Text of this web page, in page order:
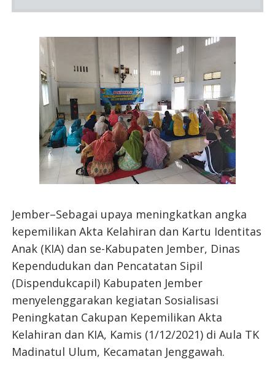
Jember–Sebagai upaya meningkatkan angka
kepemilikan Akta Kelahiran dan Kartu Identitas
Anak (KIA) dan se-Kabupaten Jember, Dinas
Kependudukan dan Pencatatan Sipil
(Dispendukcapil) Kabupaten Jember
menyelenggarakan kegiatan Sosialisasi
Peningkatan Cakupan Kepemilikan Akta
Kelahiran dan KIA, Kamis (1/12/2021) di Aula TK
Madinatul Ulum, Kecamatan Jenggawah.